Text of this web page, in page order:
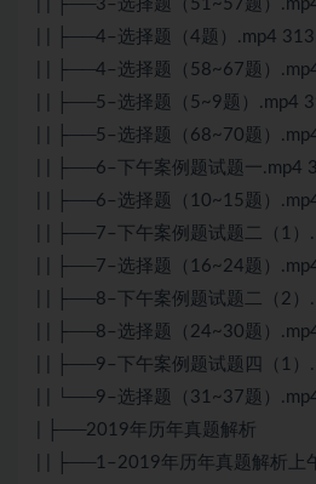
| | ├──3–选择题（51~57题）
| | ├──4–选择题（4题）.mp4
| | ├──4–选择题（58~67题）
| | ├──5–选择题（5~9题）.mp4
| | ├──5–选择题（68~70题）
| | ├──6–下午案例题试题一.mp4
| | ├──6–选择题（10~15题）
| | ├──7–下午案例题试题二（1）
| | ├──7–选择题（16~24题）
| | ├──8–下午案例题试题二（2）
| | ├──8–选择题（24~30题）
| | ├──9–下午案例题试题四（1）
| | └──9–选择题（31~37题）
| ├──2019年历年真题解析
| | ├──1–2019年历年真题解析上